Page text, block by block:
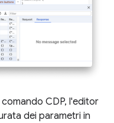
CDP, l'editor
dei parametri in